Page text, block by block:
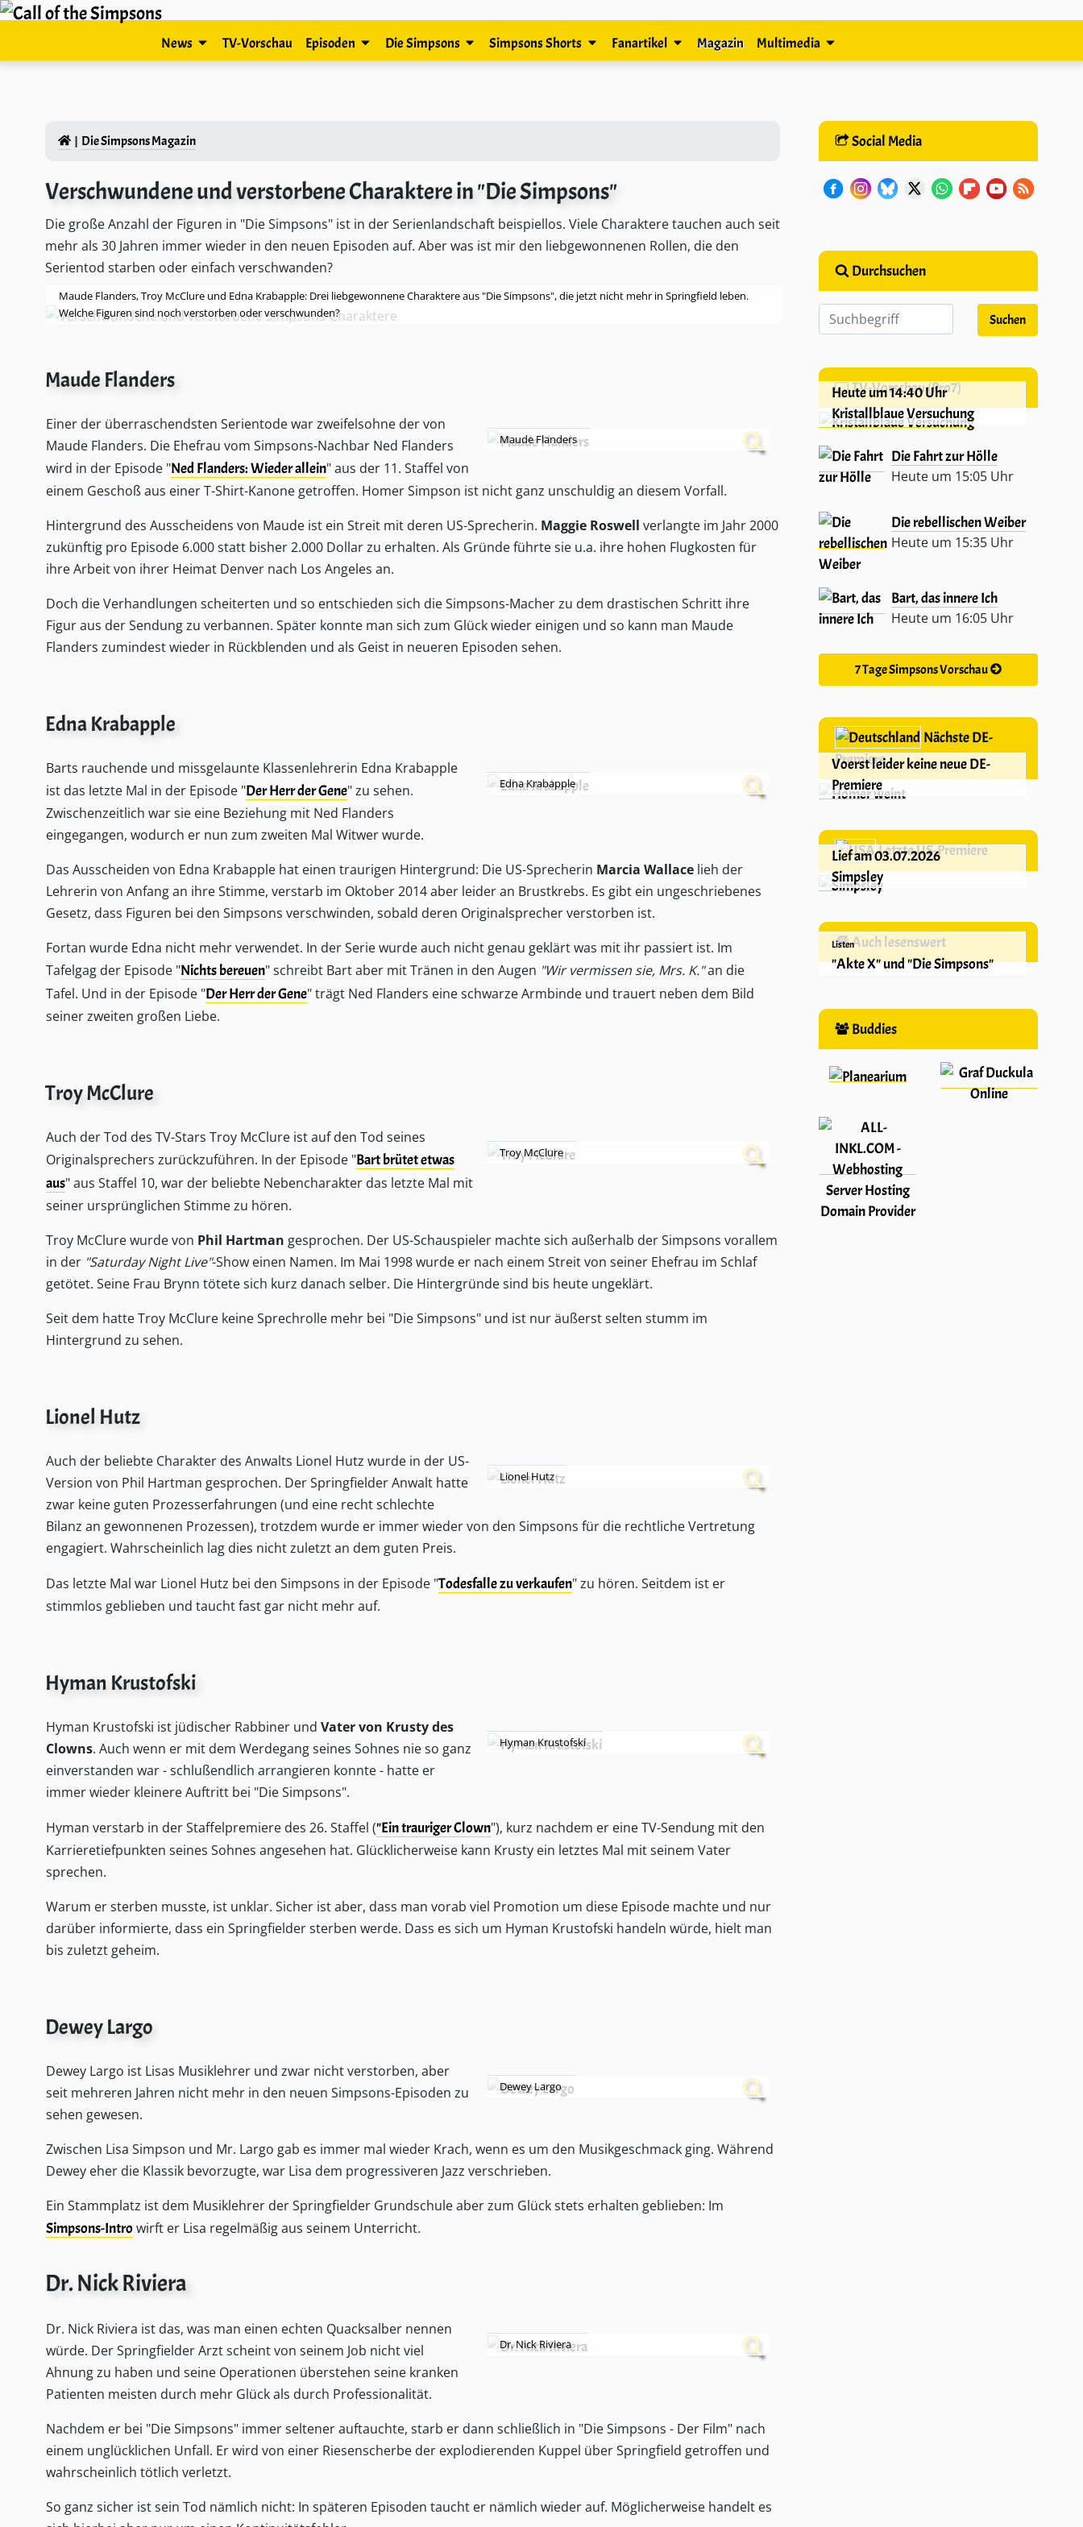
News TV-Vorschau Episoden Die Simpsons Simpsons Shorts Fanartikel Magazin Multimedia
Die Simpsons Magazin
Verschwundene und verstorbene Charaktere in "Die Simpsons"
Die große Anzahl der Figuren in "Die Simpsons" ist in der Serienlandschaft beispiellos. Viele Charaktere tauchen auch seit
mehr als 30 Jahren immer wieder in den neuen Episoden auf. Aber was ist mir den liebgewonnenen Rollen, die den
Serientod starben oder einfach verschwanden?
Maude Flanders, Troy McClure und Edna Krabapple: Drei liebgewonnene Charaktere aus "Die Simpsons", die jetzt nicht mehr in Springfield leben.
Welche Figuren sind noch verstorben oder verschwunden?
Maude Flanders
Maude Flanders
Einer der überraschendsten Serientode war zweifelsohne der von
Maude Flanders. Die Ehefrau vom Simpsons-Nachbar Ned Flanders
wird in der Episode "Ned Flanders: Wieder allein" aus der 11. Staffel von
einem Geschoß aus einer T-Shirt-Kanone getroffen. Homer Simpson ist nicht ganz unschuldig an diesem Vorfall.
Hintergrund des Ausscheidens von Maude ist ein Streit mit deren US-Sprecherin. Maggie Roswell verlangte im Jahr 2000
zukünftig pro Episode 6.000 statt bisher 2.000 Dollar zu erhalten. Als Gründe führte sie u.a. ihre hohen Flugkosten für
ihre Arbeit von ihrer Heimat Denver nach Los Angeles an.
Doch die Verhandlungen scheiterten und so entschieden sich die Simpsons-Macher zu dem drastischen Schritt ihre
Figur aus der Sendung zu verbannen. Später konnte man sich zum Glück wieder einigen und so kann man Maude
Flanders zumindest wieder in Rückblenden und als Geist in neueren Episoden sehen.
Edna Krabapple
Edna Krabapple
Barts rauchende und missgelaunte Klassenlehrerin Edna Krabapple
ist das letzte Mal in der Episode "Der Herr der Gene" zu sehen.
Zwischenzeitlich war sie eine Beziehung mit Ned Flanders
eingegangen, wodurch er nun zum zweiten Mal Witwer wurde.
Das Ausscheiden von Edna Krabapple hat einen traurigen Hintergrund: Die US-Sprecherin Marcia Wallace lieh der
Lehrerin von Anfang an ihre Stimme, verstarb im Oktober 2014 aber leider an Brustkrebs. Es gibt ein ungeschriebenes
Gesetz, dass Figuren bei den Simpsons verschwinden, sobald deren Originalsprecher verstorben ist.
Fortan wurde Edna nicht mehr verwendet. In der Serie wurde auch nicht genau geklärt was mit ihr passiert ist. Im
Tafelgag der Episode "Nichts bereuen" schreibt Bart aber mit Tränen in den Augen "Wir vermissen sie, Mrs. K."an die
Tafel. Und in der Episode "Der Herr der Gene" trägt Ned Flanders eine schwarze Armbinde und trauert neben dem Bild
seiner zweiten großen Liebe.
Troy McClure
Troy McClure
Auch der Tod des TV-Stars Troy McClure ist auf den Tod seines
Originalsprechers zurückzuführen. In der Episode "Bart brütet etwas
aus" aus Staffel 10, war der beliebte Nebencharakter das letzte Mal mit
seiner ursprünglichen Stimme zu hören.
Troy McClure wurde von Phil Hartman gesprochen. Der US-Schauspieler machte sich außerhalb der Simpsons vorallem
in der "Saturday Night Live"-Show einen Namen. Im Mai 1998 wurde er nach einem Streit von seiner Ehefrau im Schlaf
getötet. Seine Frau Brynn tötete sich kurz danach selber. Die Hintergründe sind bis heute ungeklärt.
Seit dem hatte Troy McClure keine Sprechrolle mehr bei "Die Simpsons" und ist nur äußerst selten stumm im
Hintergrund zu sehen.
Lionel Hutz
Lionel Hutz
Auch der beliebte Charakter des Anwalts Lionel Hutz wurde in der US-
Version von Phil Hartman gesprochen. Der Springfielder Anwalt hatte
zwar keine guten Prozesserfahrungen (und eine recht schlechte
Bilanz an gewonnenen Prozessen), trotzdem wurde er immer wieder von den Simpsons für die rechtliche Vertretung
engagiert. Wahrscheinlich lag dies nicht zuletzt an dem guten Preis.
Das letzte Mal war Lionel Hutz bei den Simpsons in der Episode "Todesfalle zu verkaufen" zu hören. Seitdem ist er
stimmlos geblieben und taucht fast gar nicht mehr auf.
Hyman Krustofski
Hyman Krustofski
Hyman Krustofski ist jüdischer Rabbiner und Vater von Krusty des
Clowns. Auch wenn er mit dem Werdegang seines Sohnes nie so ganz
einverstanden war - schlußendlich arrangieren konnte - hatte er
immer wieder kleinere Auftritt bei "Die Simpsons".
Hyman verstarb in der Staffelpremiere des 26. Staffel ("Ein trauriger Clown"), kurz nachdem er eine TV-Sendung mit den
Karrieretiefpunkten seines Sohnes angesehen hat. Glücklicherweise kann Krusty ein letztes Mal mit seinem Vater
sprechen.
Warum er sterben musste, ist unklar. Sicher ist aber, dass man vorab viel Promotion um diese Episode machte und nur
darüber informierte, dass ein Springfielder sterben werde. Dass es sich um Hyman Krustofski handeln würde, hielt man
bis zuletzt geheim.
Dewey Largo
Dewey Largo
Dewey Largo ist Lisas Musiklehrer und zwar nicht verstorben, aber
seit mehreren Jahren nicht mehr in den neuen Simpsons-Episoden zu
sehen gewesen.
Zwischen Lisa Simpson und Mr. Largo gab es immer mal wieder Krach, wenn es um den Musikgeschmack ging. Während
Dewey eher die Klassik bevorzugte, war Lisa dem progressiveren Jazz verschrieben.
Ein Stammplatz ist dem Musiklehrer der Springfielder Grundschule aber zum Glück stets erhalten geblieben: Im
Simpsons-Introwirft er Lisa regelmäßig aus seinem Unterricht.
Dr. Nick Riviera
Dr. Nick Riviera
Dr. Nick Riviera ist das, was man einen echten Quacksalber nennen
würde. Der Springfielder Arzt scheint von seinem Job nicht viel
Ahnung zu haben und seine Operationen überstehen seine kranken
Patienten meisten durch mehr Glück als durch Professionalität.
Nachdem er bei "Die Simpsons" immer seltener auftauchte, starb er dann schließlich in "Die Simpsons - Der Film" nach
einem unglücklichen Unfall. Er wird von einer Riesenscherbe der explodierenden Kuppel über Springfield getroffen und
wahrscheinlich tötlich verletzt.
So ganz sicher ist sein Tod nämlich nicht: In späteren Episoden taucht er nämlich wieder auf. Möglicherweise handelt es
Social Media
Durchsuchen
TV-Vorschau (Pro7)
Heute um 14:40 Uhr
Kristallblaue Versuchung
Die Fahrt zur Hölle
Heute um 15:05 Uhr
Die rebellischen Weiber
Heute um 15:35 Uhr
Bart, das innere Ich
Heute um 16:05 Uhr
7 Tage Simpsons Vorschau
Nächste DE-
Premiere
Voerst leider keine neue DE-
Premiere
Letzte US-Premiere
Lief am 03.07.2026
Simpsley
Auch lesenswert
Listen
"Akte X" und "Die Simpsons"
Buddies